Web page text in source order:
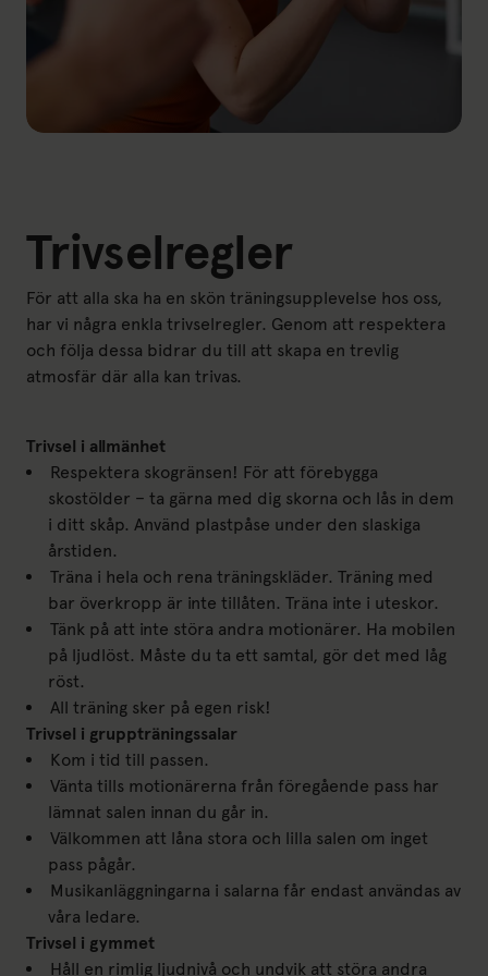
Trivselregler
För att alla ska ha en skön träningsupplevelse hos oss,
har vi några enkla trivselregler. Genom att respektera
och följa dessa bidrar du till att skapa en trevlig
atmosfär där alla kan trivas.
Trivsel i allmänhet
Respektera skogränsen! För att förebygga
skostölder – ta gärna med dig skorna och lås in dem
i ditt skåp. Använd plastpåse under den slaskiga
årstiden.
Träna i hela och rena träningskläder. Träning med
bar överkropp är inte tillåten. Träna inte i uteskor.
Tänk på att inte störa andra motionärer. Ha mobilen
på ljudlöst. Måste du ta ett samtal, gör det med låg
röst.
All träning sker på egen risk!
Trivsel i gruppträningssalar
Kom i tid till passen.
Vänta tills motionärerna från föregående pass har
lämnat salen innan du går in.
Välkommen att låna stora och lilla salen om inget
pass pågår.
Musikanläggningarna i salarna får endast användas av
våra ledare.
Trivsel i gymmet
Håll en rimlig ljudnivå och undvik att störa andra